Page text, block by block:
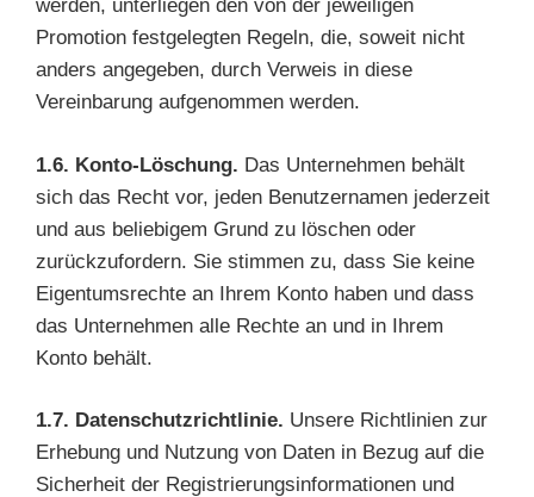
werden, unterliegen den von der jeweiligen
Promotion festgelegten Regeln, die, soweit nicht
anders angegeben, durch Verweis in diese
Vereinbarung aufgenommen werden.
1.6. Konto-Löschung. Das Unternehmen behält
sich das Recht vor, jeden Benutzernamen jederzeit
und aus beliebigem Grund zu löschen oder
zurückzufordern. Sie stimmen zu, dass Sie keine
Eigentumsrechte an Ihrem Konto haben und dass
das Unternehmen alle Rechte an und in Ihrem
Konto behält.
1.7. Datenschutzrichtlinie. Unsere Richtlinien zur
Erhebung und Nutzung von Daten in Bezug auf die
Sicherheit der Registrierungsinformationen und